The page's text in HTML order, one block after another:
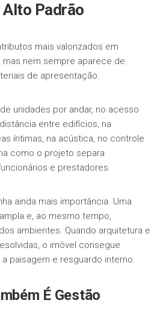
Padrão
mais valorizados em
mas nem sempre aparece de
de apresentação.
unidades por andar, no acesso
entre edifícios, na
íntimas, na acústica, no controle
como o projeto separa
e prestadores.
ainda mais importância. Uma
e, ao mesmo tempo,
ambientes. Quando arquitetura e
o imóvel consegue
paisagem e resguardo interno.
É Gestão